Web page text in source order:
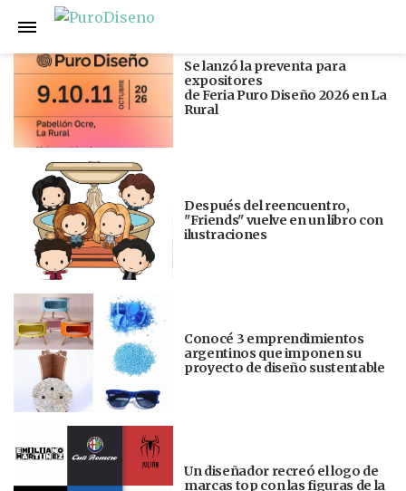
Anterior
Se lanzó la preventa para
expositores
de Feria Puro Diseño 2026 en La
Rural
Después del reencuentro,
"Friends" vuelve en un libro con
ilustraciones
Conocé 3 emprendimientos
argentinos que imponen su
proyecto de diseño sustentable
Un diseñador recreó el logo de
marcas top con las figuras de la
Siguiente